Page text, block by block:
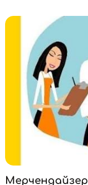
Мерчендайзер